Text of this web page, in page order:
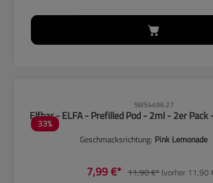
33%
SW54496.27
Elfbar - ELFA - Prefilled Pod - 2ml - 2er Pack
Geschmacksrichtung: Pink Lemonade
7,99 €* 11,90 €*(vorher 11,90